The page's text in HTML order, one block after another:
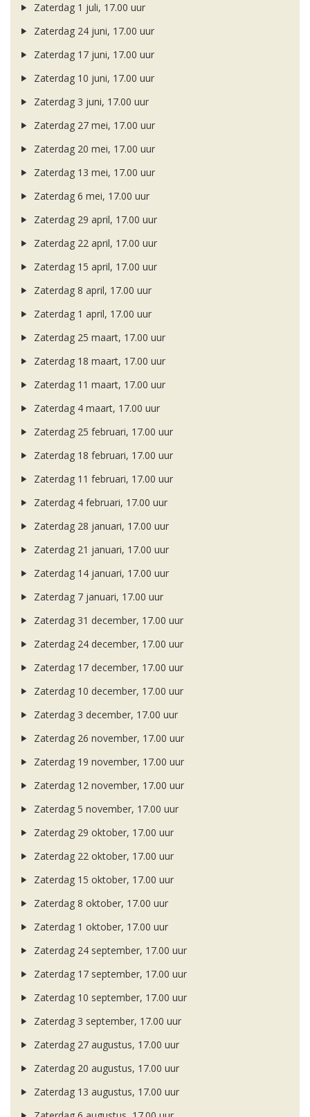
Zaterdag 1 juli, 17.00 uur
Zaterdag 24 juni, 17.00 uur
Zaterdag 17 juni, 17.00 uur
Zaterdag 10 juni, 17.00 uur
Zaterdag 3 juni, 17.00 uur
Zaterdag 27 mei, 17.00 uur
Zaterdag 20 mei, 17.00 uur
Zaterdag 13 mei, 17.00 uur
Zaterdag 6 mei, 17.00 uur
Zaterdag 29 april, 17.00 uur
Zaterdag 22 april, 17.00 uur
Zaterdag 15 april, 17.00 uur
Zaterdag 8 april, 17.00 uur
Zaterdag 1 april, 17.00 uur
Zaterdag 25 maart, 17.00 uur
Zaterdag 18 maart, 17.00 uur
Zaterdag 11 maart, 17.00 uur
Zaterdag 4 maart, 17.00 uur
Zaterdag 25 februari, 17.00 uur
Zaterdag 18 februari, 17.00 uur
Zaterdag 11 februari, 17.00 uur
Zaterdag 4 februari, 17.00 uur
Zaterdag 28 januari, 17.00 uur
Zaterdag 21 januari, 17.00 uur
Zaterdag 14 januari, 17.00 uur
Zaterdag 7 januari, 17.00 uur
Zaterdag 31 december, 17.00 uur
Zaterdag 24 december, 17.00 uur
Zaterdag 17 december, 17.00 uur
Zaterdag 10 december, 17.00 uur
Zaterdag 3 december, 17.00 uur
Zaterdag 26 november, 17.00 uur
Zaterdag 19 november, 17.00 uur
Zaterdag 12 november, 17.00 uur
Zaterdag 5 november, 17.00 uur
Zaterdag 29 oktober, 17.00 uur
Zaterdag 22 oktober, 17.00 uur
Zaterdag 15 oktober, 17.00 uur
Zaterdag 8 oktober, 17.00 uur
Zaterdag 1 oktober, 17.00 uur
Zaterdag 24 september, 17.00 uur
Zaterdag 17 september, 17.00 uur
Zaterdag 10 september, 17.00 uur
Zaterdag 3 september, 17.00 uur
Zaterdag 27 augustus, 17.00 uur
Zaterdag 20 augustus, 17.00 uur
Zaterdag 13 augustus, 17.00 uur